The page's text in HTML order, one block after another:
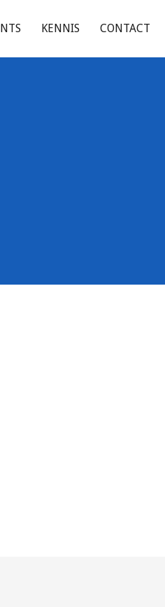
KENNIS CONTACT